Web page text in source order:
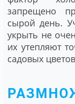
запрещено
сырой день.
укрыть не
их утепляют
садовых